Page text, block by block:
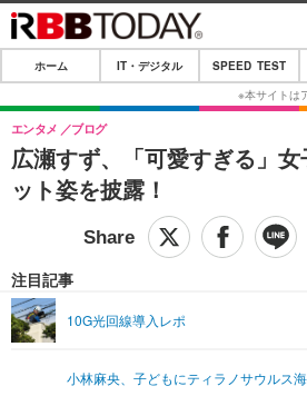
ホーム
IT・デジタル
IT・デジタルTOP
ショッピング
SPEED TEST
エンタメTOP
グラビア
ライフTOP
リリース一覧
ホーム IT・デジタル SPEED TEST
広瀬すず、「可愛すぎる」
ット姿を披露！
エンタメ ブログ
注目記事
10G光回線導入レポ
小林麻央、子どもにティラノサウルス